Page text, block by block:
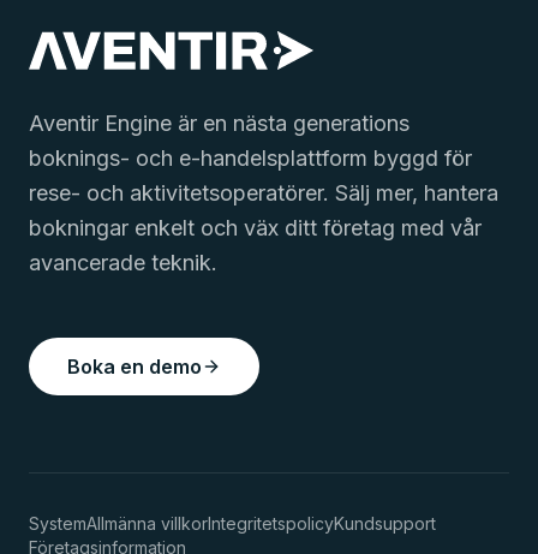
Aventir Engine är en nästa generations
boknings- och e-handelsplattform byggd för
rese- och aktivitetsoperatörer. Sälj mer, hantera
bokningar enkelt och väx ditt företag med vår
avancerade teknik.
Boka en demo
SystemAllmänna villkorIntegritetspolicyKundsupport
Företagsinformation